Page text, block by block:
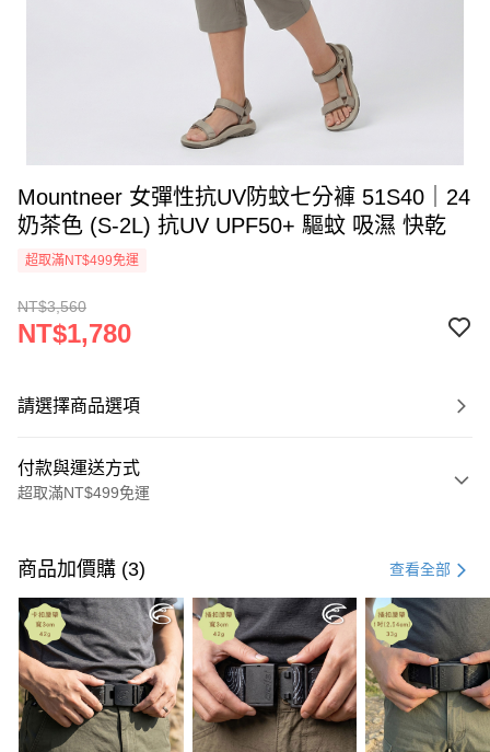
Mountneer 女彈性抗UV防蚊七分褲 51S40｜24
奶茶色 (S-2L) 抗UV UPF50+ 驅蚊 吸濕 快乾
超取滿NT$499免運
NT$3,560
NT$1,780
請選擇商品選項
付款與運送方式
超取滿NT$499免運
信用卡一次付款
超商取貨付款
LINE Pay
Apple Pay
街口支付
商品加價購 (3) 查看全部